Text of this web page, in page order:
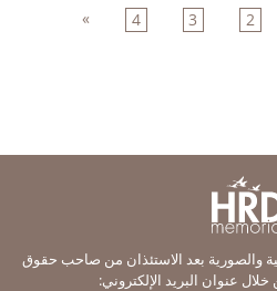
2
3
4
»
والصورية بعد الاستئذان من صاحب حقوق
عنوان البريد الإلكتروني: